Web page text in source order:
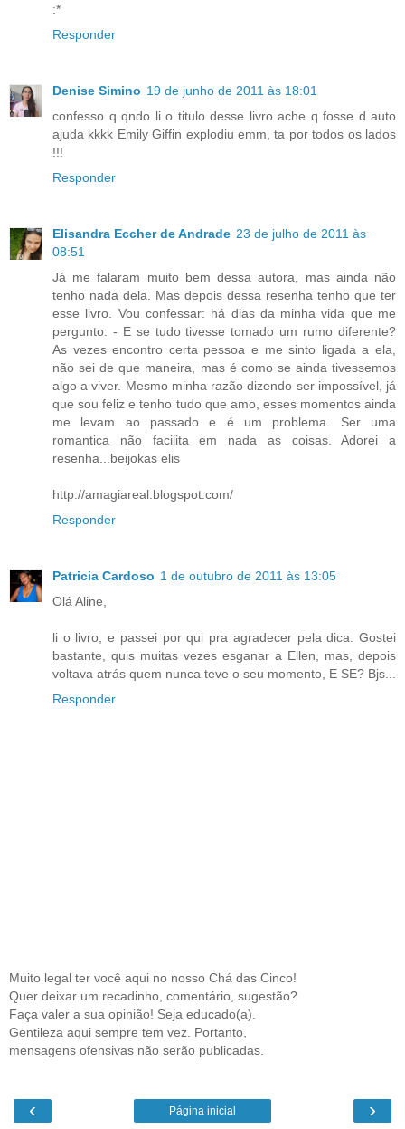
:*
Responder
Denise Simino 19 de junho de 2011 às 18:01
confesso q qndo li o titulo desse livro ache q fosse d auto
ajuda kkkk Emily Giffin explodiu emm, ta por todos os lados
!!!
Responder
Elisandra Eccher de Andrade 23 de julho de 2011 às
08:51
Já me falaram muito bem dessa autora, mas ainda não
tenho nada dela. Mas depois dessa resenha tenho que ter
esse livro. Vou confessar: há dias da minha vida que me
pergunto: - E se tudo tivesse tomado um rumo diferente?
As vezes encontro certa pessoa e me sinto ligada a ela,
não sei de que maneira, mas é como se ainda tivessemos
algo a viver. Mesmo minha razão dizendo ser impossível, já
que sou feliz e tenho tudo que amo, esses momentos ainda
me levam ao passado e é um problema. Ser uma
romantica não facilita em nada as coisas. Adorei a
resenha...beijokas elis
http://amagiareal.blogspot.com/
Responder
Patricia Cardoso 1 de outubro de 2011 às 13:05
Olá Aline,
li o livro, e passei por qui pra agradecer pela dica. Gostei
bastante, quis muitas vezes esganar a Ellen, mas, depois
voltava atrás quem nunca teve o seu momento, E SE? Bjs...
Responder
Muito legal ter você aqui no nosso Chá das Cinco!
Quer deixar um recadinho, comentário, sugestão?
Faça valer a sua opinião! Seja educado(a).
Gentileza aqui sempre tem vez. Portanto,
mensagens ofensivas não serão publicadas.
‹ ›
Página inicial